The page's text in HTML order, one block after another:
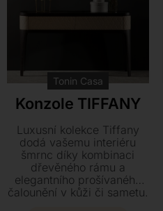
Tonin Casa
Konzole TIFFANY
Luxusní kolekce Tiffany
dodá vašemu interiéru
šmrnc díky kombinaci
dřevěného rámu a
elegantního prošívaného
čalounění v kůži či sametu.